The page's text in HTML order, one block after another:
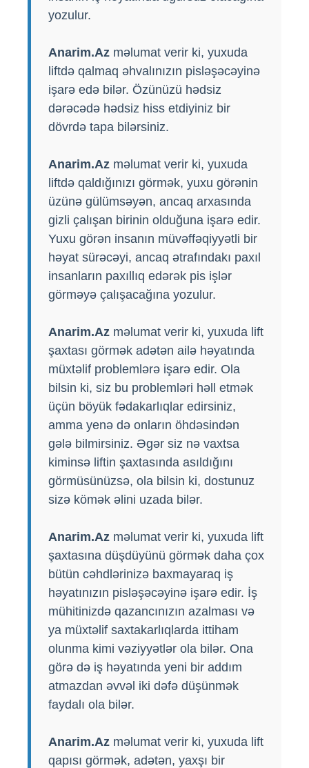
yozulur.
Anarim.Az məlumat verir ki, yuxuda
liftdə qalmaq əhvalınızın pisləşəcəyinə
işarə edə bilər. Özünüzü hədsiz
dərəcədə hədsiz hiss etdiyiniz bir
dövrdə tapa bilərsiniz.
Anarim.Az məlumat verir ki, yuxuda
liftdə qaldığınızı görmək, yuxu görənin
üzünə gülümsəyən, ancaq arxasında
gizli çalışan birinin olduğuna işarə edir.
Yuxu görən insanın müvəffəqiyyətli bir
həyat sürəcəyi, ancaq ətrafındakı paxıl
insanların paxıllıq edərək pis işlər
görməyə çalışacağına yozulur.
Anarim.Az məlumat verir ki, yuxuda lift
şaxtası görmək adətən ailə həyatında
müxtəlif problemlərə işarə edir. Ola
bilsin ki, siz bu problemləri həll etmək
üçün böyük fədakarlıqlar edirsiniz,
amma yenə də onların öhdəsindən
gələ bilmirsiniz. Əgər siz nə vaxtsa
kiminsə liftin şaxtasında asıldığını
görmüsünüzsə, ola bilsin ki, dostunuz
sizə kömək əlini uzada bilər.
Anarim.Az məlumat verir ki, yuxuda lift
şaxtasına düşdüyünü görmək daha çox
bütün cəhdlərinizə baxmayaraq iş
həyatınızın pisləşəcəyinə işarə edir. İş
mühitinizdə qazancınızın azalması və
ya müxtəlif saxtakarlıqlarda ittiham
olunma kimi vəziyyətlər ola bilər. Ona
görə də iş həyatında yeni bir addım
atmazdan əvvəl iki dəfə düşünmək
faydalı ola bilər.
Anarim.Az məlumat verir ki, yuxuda lift
qapısı görmək, adətən, yaxşı bir